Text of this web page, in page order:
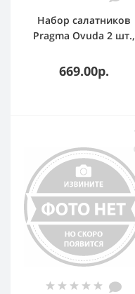
Набор салатников
Pragma Ovuda 2 шт.,
диаметр 15,8 см
669.00р.